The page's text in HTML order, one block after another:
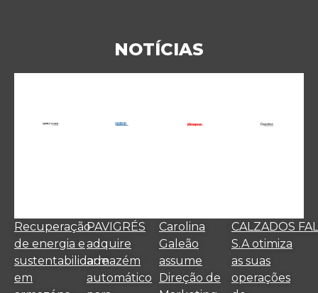
NOTÍCIAS
Recuperação
de energia e
sustentabilidade
em
PAVIGRÉS
adquire
armazém
automático
Carolina
Galeão
assume
Direção de
CALZADOS FAL
S.A otimiza
as suas
operações